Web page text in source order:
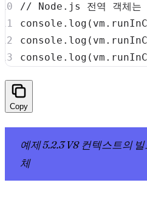
// Node.js 전역 객체는
console . log ( vm .
console . log ( vm .
console . log ( vm .
Copy
예제 5.2.3 V8 컨텍스트의
체